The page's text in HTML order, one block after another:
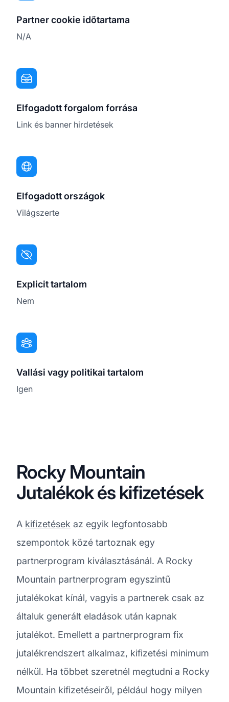
Partner cookie időtartama
N/A
Elfogadott forgalom forrása
Link és banner hirdetések
Elfogadott országok
Világszerte
Explicit tartalom
Nem
Vallási vagy politikai tartalom
Igen
Rocky Mountain
Jutalékok és kifizetések
A kifizetések az egyik legfontosabb
szempontok közé tartoznak egy
partnerprogram kiválasztásánál. A Rocky
Mountain partnerprogram egyszintű
jutalékokat kínál, vagyis a partnerek csak az
általuk generált eladások után kapnak
jutalékot. Emellett a partnerprogram fix
jutalékrendszert alkalmaz, kifizetési minimum
nélkül. Ha többet szeretnél megtudni a Rocky
Mountain kifizetéseiről, például hogy milyen